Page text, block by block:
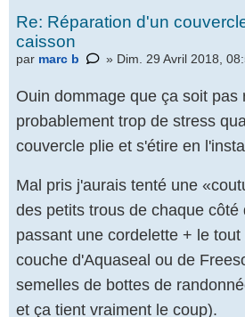
Re: Réparation d'un
caisson
par marc b » Dim. 29 Avril 2018,
Ouin dommage que ça soit pas
probablement trop de stress
couvercle plie et s'étire en
Mal pris j'aurais tenté une
des petits trous de chaque côté
passant une cordelette + le
couche d'Aquaseal ou de
semelles de bottes de
et ça tient vraiment le coup).